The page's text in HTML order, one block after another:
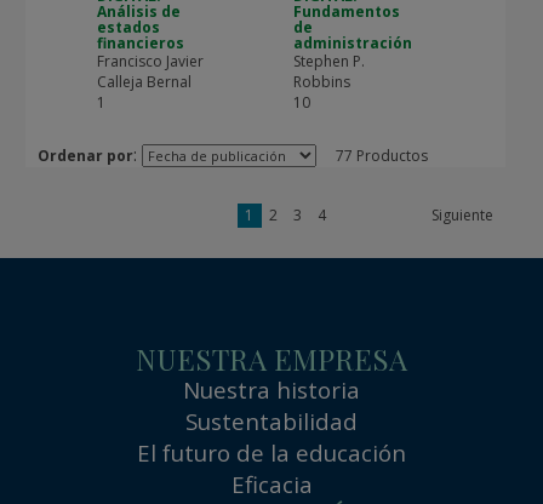
Análisis de
estados
financieros
Francisco Javier
Calleja Bernal
1
Fundamentos
de
administración
Stephen P.
Robbins
10
Ordenar por: 77 Productos
1 2 3 4 Siguiente
NUESTRA EMPRESA
Nuestra historia
Sustentabilidad
El futuro de la educación
Eficacia